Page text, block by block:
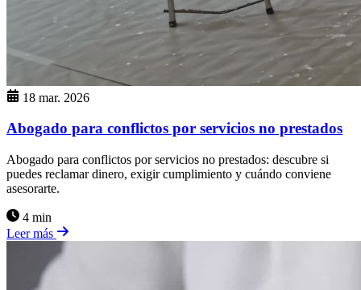
18 mar. 2026
Abogado para conflictos por servicios no prestados
Abogado para conflictos por servicios no prestados: descubre si
puedes reclamar dinero, exigir cumplimiento y cuándo conviene
asesorarte.
4 min
Leer más